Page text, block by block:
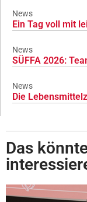
News
Ein Tag voll mit
News
SÜFFA 2026:
News
Die
Das